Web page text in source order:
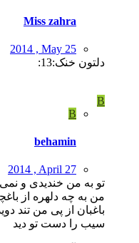
Miss zahra
2014 , May 25
دلتون خنک:13:
B
B
behamin
2014 , April 27
تو به من خندیدی و
من به چه دلهره از
باغبان از پی من تند
سیب را دست تو دید